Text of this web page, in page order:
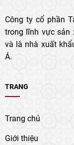
Công ty cổ phần
trong lĩnh vực sản
và là nhà xuất
Á.
TRANG
Trang chủ
Giới thiệu